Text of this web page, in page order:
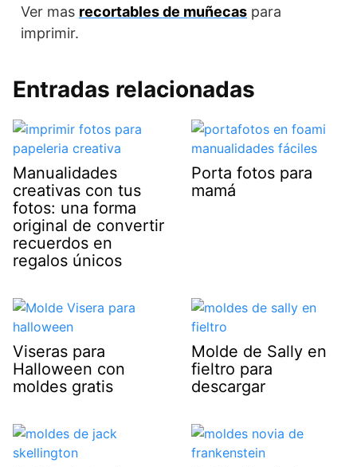
Ver mas recortables de muñecas para
imprimir.
Entradas relacionadas
Manualidades
creativas con tus
fotos: una forma
original de convertir
recuerdos en
regalos únicos
Porta fotos para
mamá
Viseras para
Halloween con
moldes gratis
Molde de Sally en
fieltro para
descargar